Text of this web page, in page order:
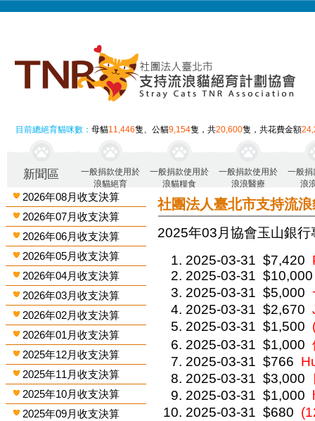
目前總絕育貓咪數：母貓11,446隻、公貓9,154隻，共20,600隻，共花費金額
新聞區
一般捐款使用於
浪貓絕育
一般捐款使用於
浪貓糧食
一般捐款使用於
浪浪醫療
一般捐
浪
2026年08月收支決算
2026年07月收支決算
2026年06月收支決算
2026年05月收支決算
2026年04月收支決算
2026年03月收支決算
2026年02月收支決算
2026年01月收支決算
2025年12月收支決算
2025年11月收支決算
2025年10月收支決算
2025年09月收支決算
社團法人臺北市支持流
2025年03月 協會玉山銀
2025-03-31 $7,420
2025-03-31 $10,000
2025-03-31 $5,000
2025-03-31 $2,670
2025-03-31 $1,500
2025-03-31 $1,000
2025-03-31 $766
2025-03-31 $3,000
2025-03-31 $1,000
2025-03-31 $680